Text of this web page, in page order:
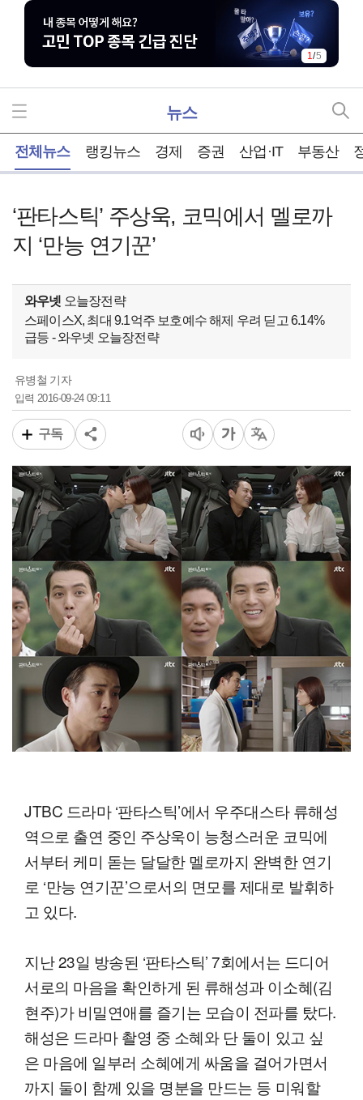
1/5
뉴스
전체뉴스 랭킹뉴스 경제 증권 산업·IT 부동산
‘판타스틱’ 주상욱, 코믹에서 멜로까
지 ‘만능 연기꾼’
와우넷 오늘장전략
스페이스X, 최대 9.1억주 보호예수 해제 우려 딛고 6.14%
급등 - 와우넷 오늘장전략
유병철 기자
입력2016-09-24 09:11
구독
JTBC 드라마 ‘판타스틱’에서 우주대스타 류해성
역으로 출연 중인 주상욱이 능청스러운 코믹에
서부터 케미 돋는 달달한 멜로까지 완벽한 연기
로 ‘만능 연기꾼’으로서의 면모를 제대로 발휘하
고 있다.
지난 23일 방송된 ‘판타스틱’ 7회에서는 드디어
서로의 마음을 확인하게 된 류해성과 이소혜(김
현주)가 비밀연애를 즐기는 모습이 전파를 탔다.
해성은 드라마 촬영 중 소혜와 단 둘이 있고 싶
은 마음에 일부러 소혜에게 싸움을 걸어가면서
까지 둘이 함께 있을 명분을 만드는 등 미워할